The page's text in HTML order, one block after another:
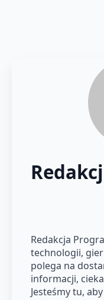
Redakcja
technologii,
polega na
informacji,
Jesteśmy tu,